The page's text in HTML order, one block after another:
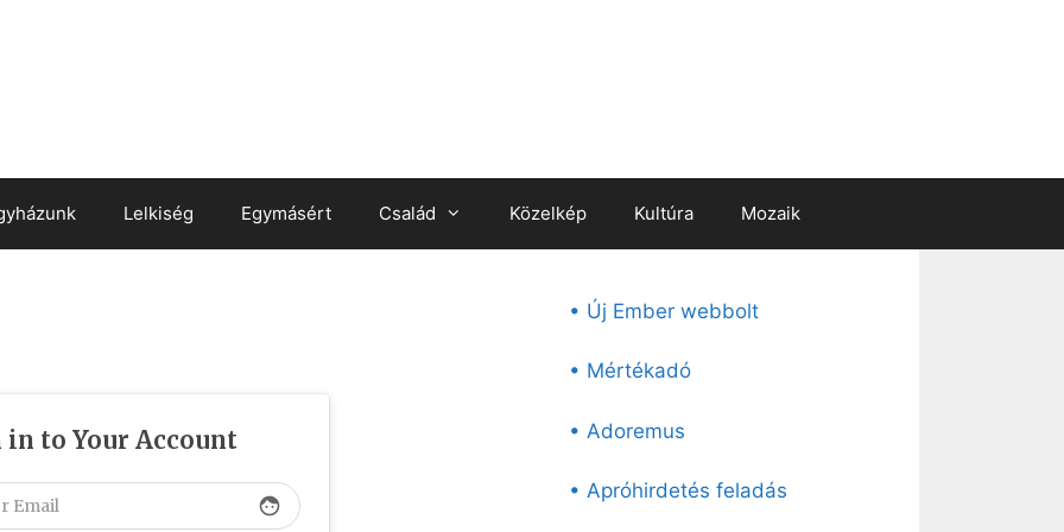
Lelkiség Egymásért Család Közelkép Kultúra Mozaik
in to Your Account
face
• Új Ember webbolt
• Mértékadó
• Adoremus
• Apróhirdetés feladás